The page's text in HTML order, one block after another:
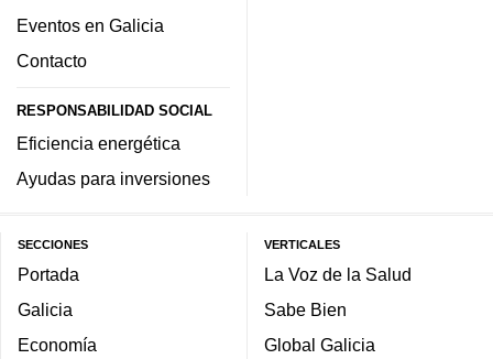
Eventos en Galicia
Contacto
RESPONSABILIDAD SOCIAL
Eficiencia energética
Ayudas para inversiones
SECCIONES
Portada
Galicia
Economía
VERTICALES
La Voz de la Salud
Sabe Bien
Global Galicia